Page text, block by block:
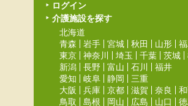
ログイン
介護施設を探す
北海道
青森
岩手 宮城 秋田 山形
東京
神奈川 埼玉 千葉 茨城
新潟
長野 富山 石川
福井
愛知
岐阜 静岡
三重
大阪
兵庫 京都 滋賀 奈良
鳥取
島根 岡山 広島 山口